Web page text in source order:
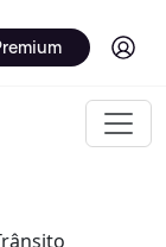
Log in